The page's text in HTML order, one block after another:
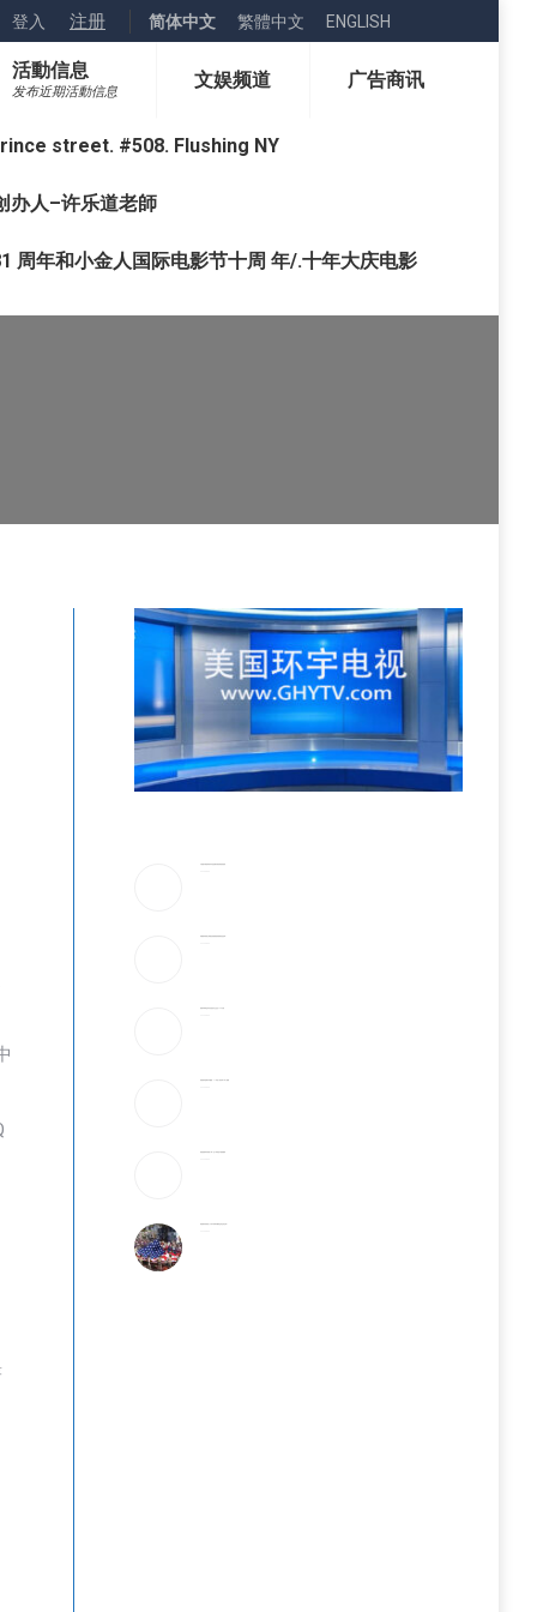
登入 注册 简体中文 繁體中文 ENGLISH
活動信息
发布近期活動信息
文娱频道 广告商讯
street. #508. Flushing NY
办人–许乐道老師
周年和小金人国际电影节十周 年/.十年大庆电影